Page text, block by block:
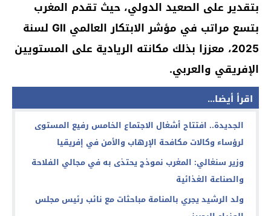
بتقدير على الصعيد الدولي، حيث تقدم المغرب
بتسع مراتب في مؤشر الابتكار العالمي GII لسنة
2025، معززا بذلك مكانته الريادية على المستويين
الإفريقي والعربي.
اقرأ أيضا...
الجديدة.. افتتاح أشغال الاجتماع الخامس رفيع المستوى
لرؤساء وكالات مكافحة الإرهاب والأمن في إفريقيا
وزير سنغالي: المغرب نموذج يحتذى به في مجالي الفلاحة
والصناعة الغذائية
ولد الرشيد يجري بالمنامة مباحثات مع نائب رئيس مجلس